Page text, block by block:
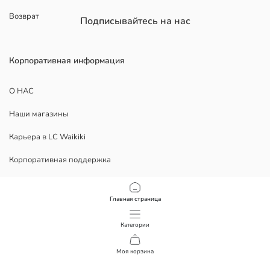
Главная страница
Категории
Моя корзина
Возврат
Корпоративная информация
О НАС
Наши магазины
Карьера в LC Waikiki
Корпоративная поддержка
ЮРИДИЧЕСКИЕ ДОКУМЕНТЫ
Подписывайтесь на нас